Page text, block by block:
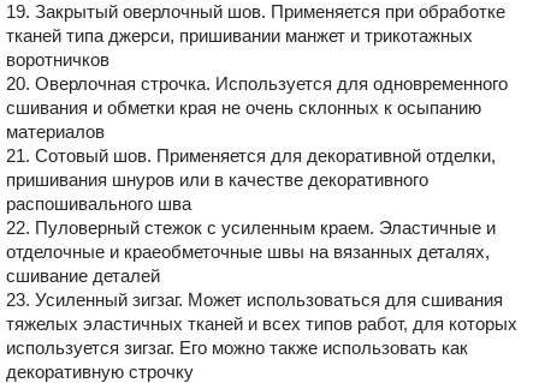
19. Закрытый оверлочный шов. Применяется при обработке
тканей типа джерси, пришивании манжет и трикотажных
воротничков
20. Оверлочная строчка. Используется для одновременного
сшивания и обметки края не очень склонных к осыпанию
материалов
21. Сотовый шов. Применяется для декоративной отделки,
пришивания шнуров или в качестве декоративного
распошивального шва
22. Пуловерный стежок с усиленным краем. Эластичные и
отделочные и краеобметочные швы на вязанных деталях,
сшивание деталей
23. Усиленный зигзаг. Может использоваться для сшивания
тяжелых эластичных тканей и всех типов работ, для которых
используется зигзаг. Его можно также использовать как
декоративную строчку